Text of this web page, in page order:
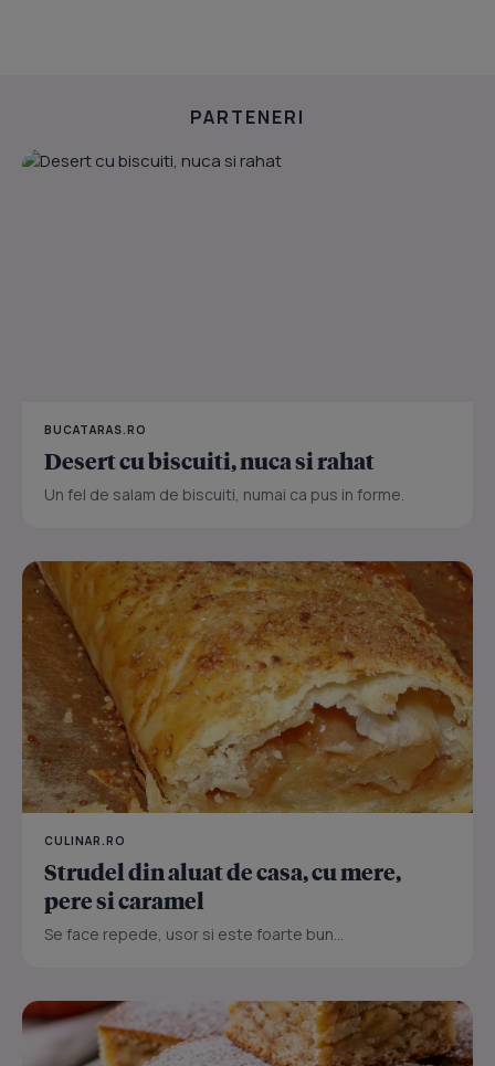
PARTENERI
BUCATARAS.RO
Desert cu biscuiti, nuca si rahat
Un fel de salam de biscuiti, numai ca pus in forme.
CULINAR.RO
Strudel din aluat de casa, cu mere,
pere si caramel
Se face repede, usor si este foarte bun...